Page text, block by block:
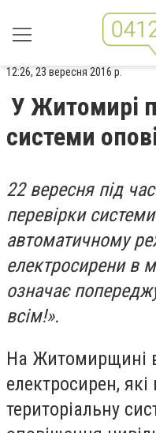
12:26, 23 вересня 2016 р.
У Житомирі
системи
22 вересня під
перевірки
автоматичному
електросирени в
означає
всім!».
На Житомирщині
електросирен,
територіальну